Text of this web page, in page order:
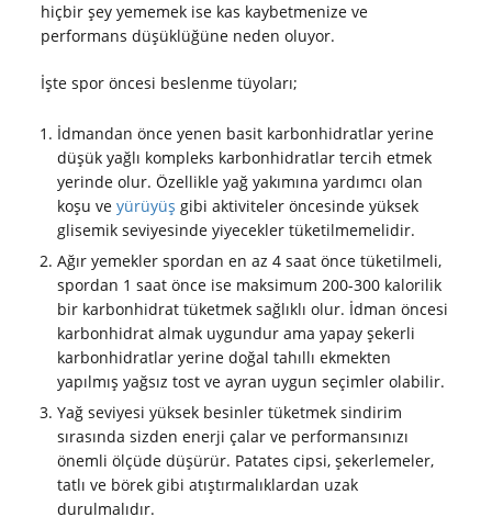
hiçbir şey yememek ise kas kaybetmenize ve
performans düşüklüğüne neden oluyor.
İşte spor öncesi beslenme tüyoları;
İdmandan önce yenen basit karbonhidratlar yerine
düşük yağlı kompleks karbonhidratlar tercih etmek
yerinde olur. Özellikle yağ yakımına yardımcı olan
koşu ve yürüyüş gibi aktiviteler öncesinde yüksek
glisemik seviyesinde yiyecekler tüketilmemelidir.
Ağır yemekler spordan en az 4 saat önce tüketilmeli,
spordan 1 saat önce ise maksimum 200-300 kalorilik
bir karbonhidrat tüketmek sağlıklı olur. İdman öncesi
karbonhidrat almak uygundur ama yapay şekerli
karbonhidratlar yerine doğal tahıllı ekmekten
yapılmış yağsız tost ve ayran uygun seçimler olabilir.
Yağ seviyesi yüksek besinler tüketmek sindirim
sırasında sizden enerji çalar ve performansınızı
önemli ölçüde düşürür. Patates cipsi, şekerlemeler,
tatlı ve börek gibi atıştırmalıklardan uzak
durulmalıdır.